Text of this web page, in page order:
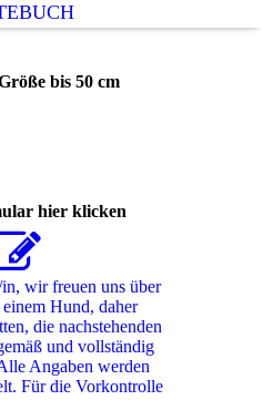
bis 50 cm
hier klicken
wir freuen uns über
Hund, daher
die nachstehenden
und vollständig
Angaben werden
Für die Vorkontrolle